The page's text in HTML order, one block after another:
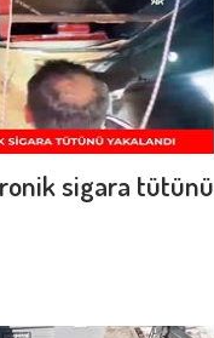
sigara tütünü